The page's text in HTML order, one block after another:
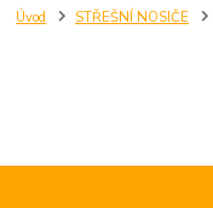
Úvod STŘEŠNÍ NOSIČE